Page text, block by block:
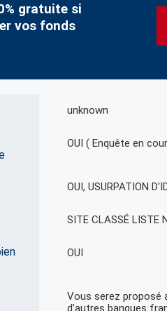
gratuite si
vos fonds
unknown
OUI ( Enquête en
OUI, USURPATION
SITE CLASSÉ LISTE
OUI
Vous serez proposé